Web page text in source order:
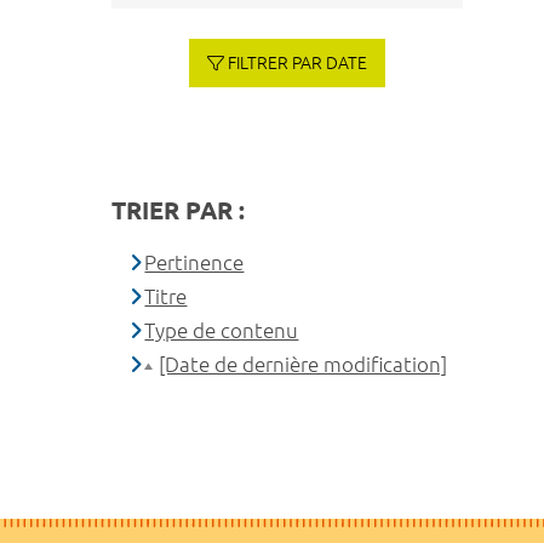
FILTRER PAR DATE
TRIER PAR :
Pertinence
Titre
Type de contenu
[Date de dernière modification]